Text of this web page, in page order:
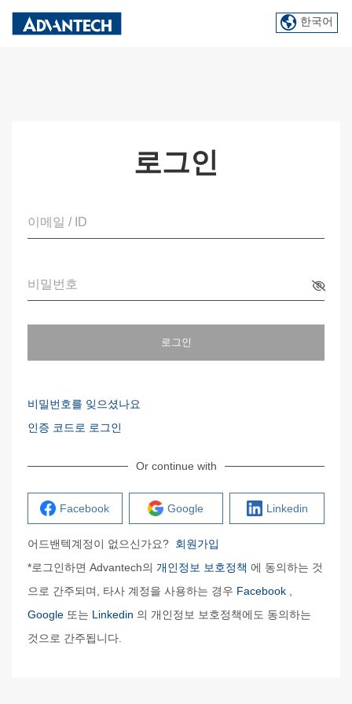
한국어
로그인
이메일 / ID
비밀번호
로그인
비밀번호를 잊으셨나요
인증 코드로 로그인
Or continue with
Facebook Google Linkedin
어드밴텍계정이 없으신가요? 회원가입
*로그인하면 Advantech의 개인정보 보호정책 에 동의하는 것
으로 간주되며, 타사 계정을 사용하는 경우 Facebook
Google 또는 Linkedin 의 개인정보 보호정책에도 동의하는
것으로 간주됩니다.